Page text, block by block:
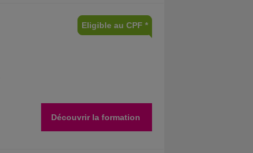
Eligible au CPF *
Découvrir la formation